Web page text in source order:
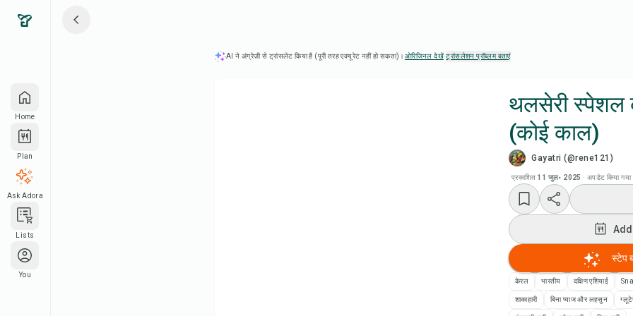
Home
Plan
Ask Adora
Lists
You
AI ने अंग्रेज़ी से ट्रांसलेट किया है (पूरी तरह एक्यूरेट नहीं हो सकता)। ओरिजिनल देखें·ट्रांसलेशन प्रॉब्लम बताएं
थलसेरी स्पेशल
(कोई काल)
Gayatri (@rene121)
प्रकाशित 11 जुल॰ 2025 ·अपडेट किया गया
स्टेप
केरल भारतीय दक्षिण एशियाई
शाकाहारी बिना प्याज और लहसुन